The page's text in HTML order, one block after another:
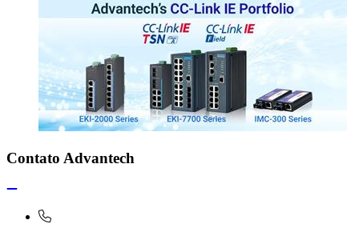
Contato Advantech